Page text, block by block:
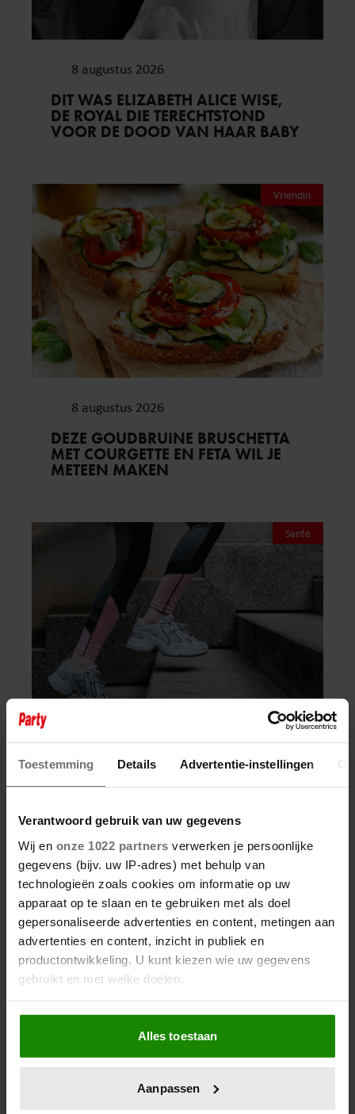
Toestemming Details Advertentie-instellingen
Verantwoord gebruik van uw gegevens
Wij en onze 1022 partners verwerken je persoonlijke
gegevens (bijv. uw IP-adres) met behulp van
technologieën zoals cookies om informatie op uw
apparaat op te slaan en te gebruiken met als doel
gepersonaliseerde advertenties en content, metingen aan
advertenties en content, inzicht in publiek en
productontwikkeling. U kunt kiezen wie uw gegevens
gebruikt en met welke doelen.
Als u het toestaat, willen we ook graag:
Informatie verzamelen over uw geografische
locatie, die tot een paar meter nauwkeurig kan zijn
scannen op specifieke eigenschappen (fingerprinting)
Alles toestaan
Aanpassen
8 augustus 2026
DIT WAS ELIZABETH ALICE WISE,
DE ROYAL DIE TERECHTSTOND
VOOR DE DOOD VAN HAAR BABY
Vriendin
8 augustus 2026
DEZE GOUDBRUINE BRUSCHETTA
MET COURGETTE EN FETA WIL JE
METEEN MAKEN
Sante
8 augustus 2026
DÍT IS WAAROM TRAPLOPEN ZO
ZWAAR VOELT (SPOILER: HET LIGT
Evelien Berkemeijer
Evelien is online redacteur voor Weekend en
haar hand. Wanneer ze opkijkt van sociale
media, dan meestal naar haar poes Pluis (die
een eigen Tiktok heeft).